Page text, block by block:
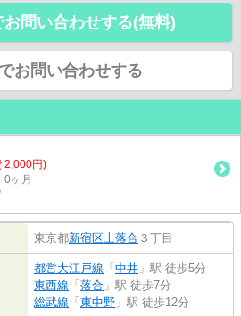
お問い合わせする(無料)
お問い合わせする
2,000円)
0ヶ月
東京都新宿区上落合 ３丁目
都営大江戸線 「 中井 」駅 徒歩5分
東西線 「 落合 」駅 徒歩7分
総武線 「 東中野 」駅 徒歩12分